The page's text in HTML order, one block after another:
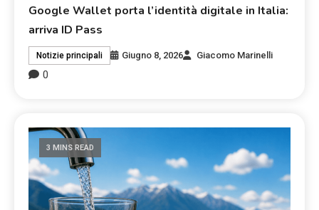
Google Wallet porta l’identità digitale in Italia:
arriva ID Pass
Notizie principali Giugno 8, 2026 Giacomo Marinelli
0
3 MINS READ